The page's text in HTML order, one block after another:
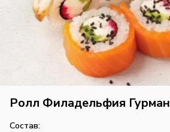
Ролл Филадельфия Гурман
Состав: